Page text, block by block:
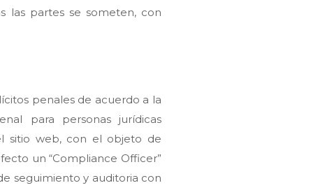
las partes se someten, con
penales de acuerdo a la
para personas jurídicas
sitio web, con el objeto de
un “Compliance Officer”
seguimiento y auditoria con